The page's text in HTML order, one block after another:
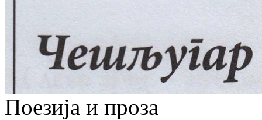
Поезија и проза